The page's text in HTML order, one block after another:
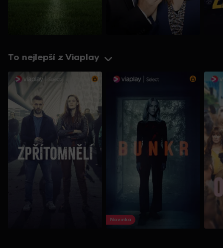
To nejlepší z Viaplay
Novinka